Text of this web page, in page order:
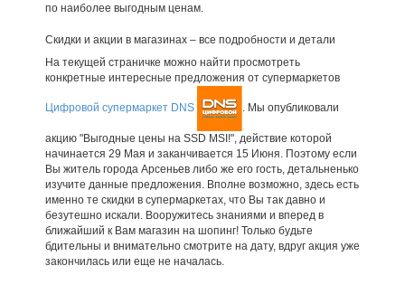
по наиболее выгодным ценам.
Скидки и акции в магазинах – все подробности и детали
На текущей страничке можно найти просмотреть
конкретные интересные предложения от супермаркетов
Цифровой супермаркет DNS . Мы опубликовали
акцию "Выгодные цены на SSD MSI!", действие которой
начинается 29 Мая и заканчивается 15 Июня. Поэтому если
Вы житель города Арсеньев либо же его гость, детальненько
изучите данные предложения. Вполне возможно, здесь есть
именно те скидки в супермаркетах, что Вы так давно и
безутешно искали. Вооружитесь знаниями и вперед в
ближайший к Вам магазин на шопинг! Только будьте
бдительны и внимательно смотрите на дату, вдруг акция уже
закончилась или еще не началась.